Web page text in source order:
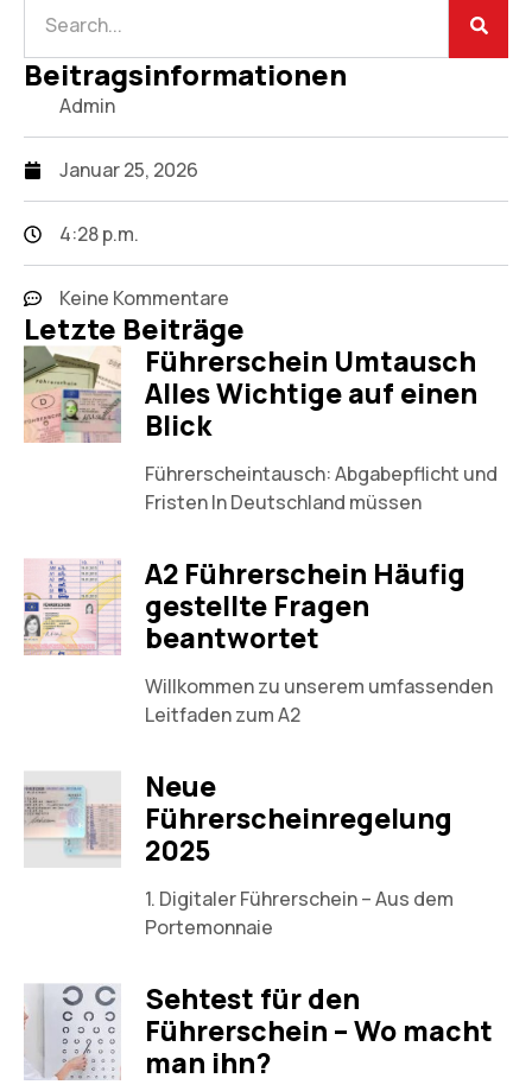
Beitragsinformationen
Admin
Januar 25, 2026
4:28 p.m.
Keine Kommentare
Letzte Beiträge
Führerschein Umtausch
Alles Wichtige auf einen
Blick
Führerscheintausch: Abgabepflicht und
Fristen In Deutschland müssen
A2 Führerschein Häufig
gestellte Fragen
beantwortet
Willkommen zu unserem umfassenden
Leitfaden zum A2
Neue
Führerscheinregelung
2025
1. Digitaler Führerschein – Aus dem
Portemonnaie
Sehtest für den
Führerschein – Wo macht
man ihn?